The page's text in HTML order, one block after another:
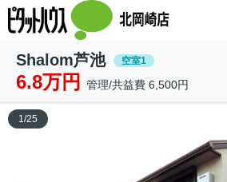
Shalom芦池 空室1
6.8万円 管理/共益費 6,500円
1/25